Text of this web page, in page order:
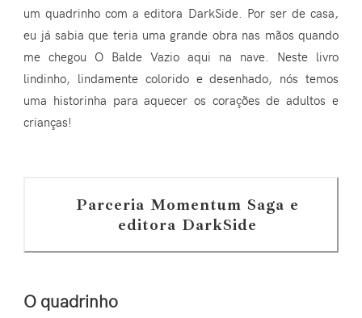
um quadrinho com a editora DarkSide. Por ser de casa,
eu já sabia que teria uma grande obra nas mãos quando
me chegou O Balde Vazio aqui na nave. Neste livro
lindinho, lindamente colorido e desenhado, nós temos
uma historinha para aquecer os corações de adultos e
crianças!
Parceria Momentum Saga e
editora DarkSide
O quadrinho